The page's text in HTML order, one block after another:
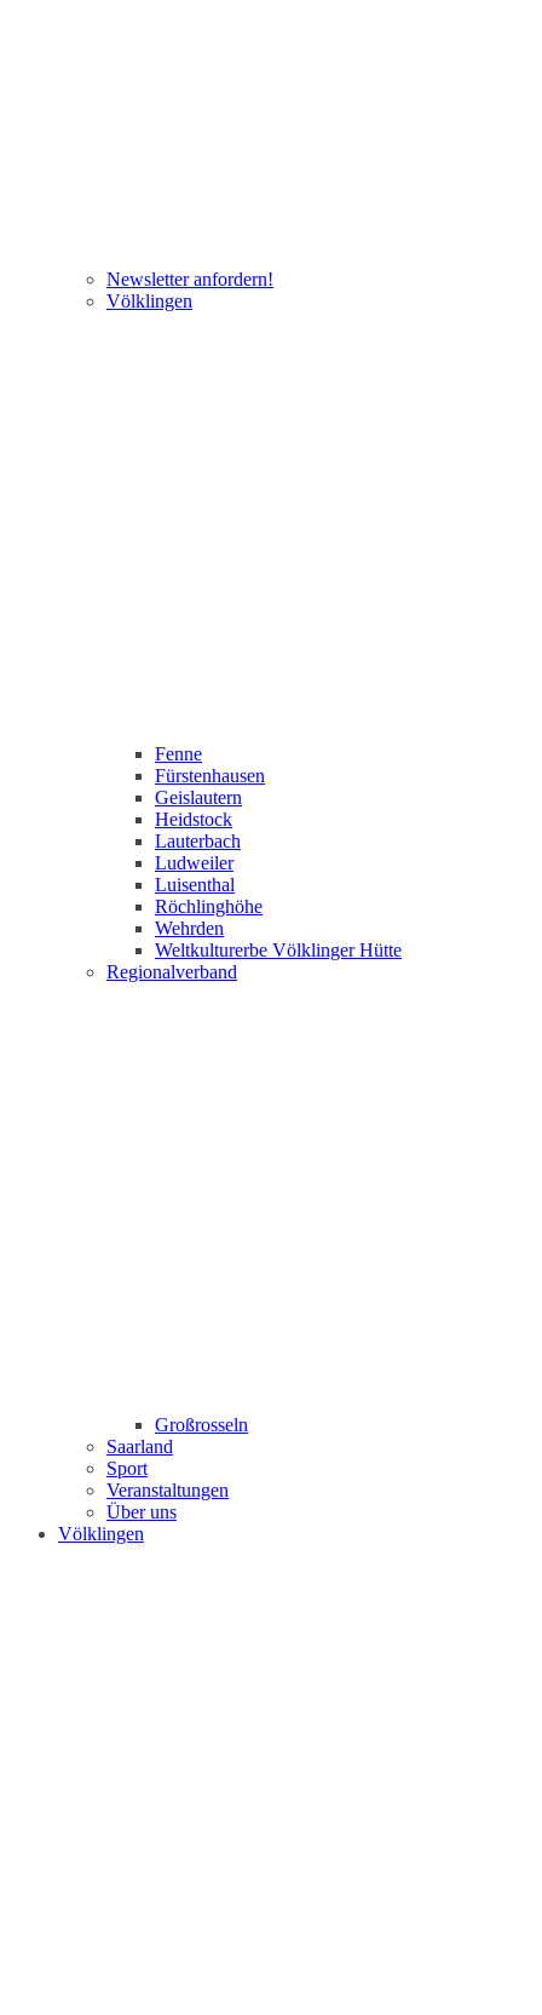
Newsletter anfordern!
Völklingen
Fenne
Fürstenhausen
Geislautern
Heidstock
Lauterbach
Ludweiler
Luisenthal
Röchlinghöhe
Wehrden
Weltkulturerbe Völklinger Hütte
Regionalverband
Großrosseln
Saarland
Sport
Veranstaltungen
Über uns
Völklingen